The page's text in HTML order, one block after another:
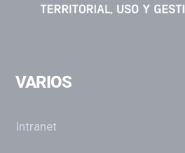
VARIOS
Intranet